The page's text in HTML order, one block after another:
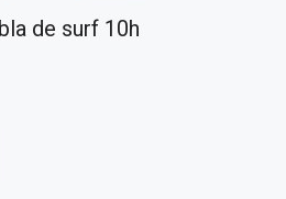
de surf 10h